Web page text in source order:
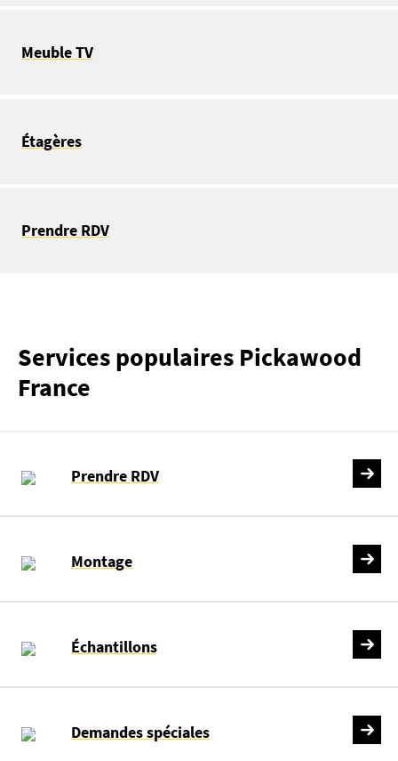
Meuble TV
Étagères
Prendre RDV
Services populaires Pickawood
France
Prendre RDV
Montage
Échantillons
Demandes spéciales